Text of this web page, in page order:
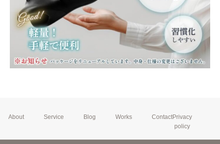
About Service Blog Works ContactPrivacy
policy